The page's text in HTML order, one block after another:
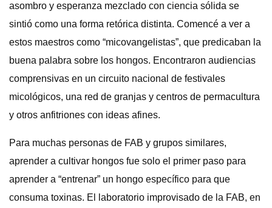
asombro y esperanza mezclado con ciencia sólida se
sintió como una forma retórica distinta. Comencé a ver a
estos maestros como “micovangelistas”, que predicaban la
buena palabra sobre los hongos. Encontraron audiencias
comprensivas en un circuito nacional de festivales
micológicos, una red de granjas y centros de permacultura
y otros anfitriones con ideas afines.
Para muchas personas de FAB y grupos similares,
aprender a cultivar hongos fue solo el primer paso para
aprender a “entrenar” un hongo específico para que
consuma toxinas. El laboratorio improvisado de la FAB, en